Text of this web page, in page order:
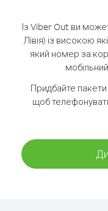
Із Viber Out ви
Лівія) із високою
який номер за
Придбайте
щоб